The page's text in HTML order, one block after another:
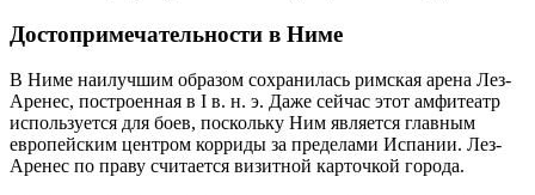
Достопримечательности в Ниме
В Ниме наилучшим образом сохранилась римская арена Лез-
Аренес, построенная в I в. н. э. Даже сейчас этот амфитеатр
используется для боев, поскольку Ним является главным
европейским центром корриды за пределами Испании. Лез-
Аренес по праву считается визитной карточкой города.